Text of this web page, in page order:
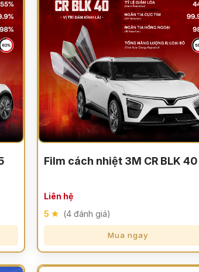
Film cách nhiệt 3M CR BLK 40
Liên hệ
5
(4 đánh giá)
Mua ngay